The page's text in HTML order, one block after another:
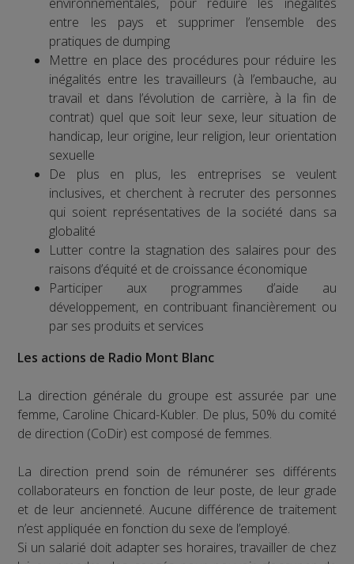
entre les pays et supprimer l’ensemble des
pratiques de dumping
Mettre en place des procédures pour réduire les
inégalités entre les travailleurs (à l’embauche, au
travail et dans l’évolution de carrière, à la fin de
contrat) quel que soit leur sexe, leur situation de
handicap, leur origine, leur religion, leur orientation
sexuelle
De plus en plus, les entreprises se veulent
inclusives, et cherchent à recruter des personnes
qui soient représentatives de la société dans sa
globalité
Lutter contre la stagnation des salaires pour des
raisons d’équité et de croissance économique
Participer aux programmes d’aide au
développement, en contribuant financièrement ou
par ses produits et services
Les actions de Radio Mont Blanc
La direction générale du groupe est assurée par une
femme, Caroline Chicard-Kubler. De plus, 50% du comité
de direction (CoDir) est composé de femmes.
La direction prend soin de rémunérer ses différents
collaborateurs en fonction de leur poste, de leur grade
et de leur ancienneté. Aucune différence de traitement
n’est appliquée en fonction du sexe de l’employé.
Si un salarié doit adapter ses horaires, travailler de chez